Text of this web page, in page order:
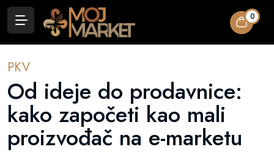
0
PKV
Od ideje do prodavnice:
kako započeti kao mali
proizvođač na e-marketu